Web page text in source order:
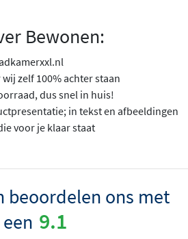
Bewonen:
zelf 100% achter staan
dus snel in huis!
in tekst en afbeeldingen
voor je klaar staat
beoordelen ons met
een 9.1